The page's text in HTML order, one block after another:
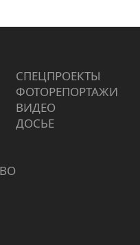
СПЕЦПРОЕКТЫ
ФОТОРЕПОРТАЖИ
ВИДЕО
ДОСЬЕ